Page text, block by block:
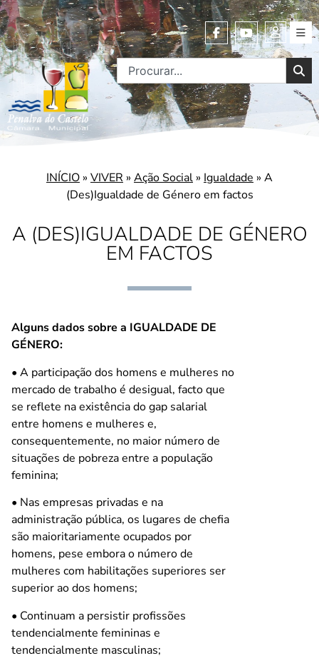
A (DES)IGUALDADE DE GÉNERO
EM FACTOS
INÍCIO » VIVER » Ação Social » Igualdade » A
(Des)Igualdade de Género em factos
Alguns dados sobre a IGUALDADE DE
GÉNERO:
• A participação dos homens e mulheres no
mercado de trabalho é desigual, facto que
se reflete na existência do gap salarial
entre homens e mulheres e,
consequentemente, no maior número de
situações de pobreza entre a população
feminina;
• Nas empresas privadas e na
administração pública, os lugares de chefia
são maioritariamente ocupados por
homens, pese embora o número de
mulheres com habilitações superiores ser
superior ao dos homens;
• Continuam a persistir profissões
tendencialmente femininas e
tendencialmente masculinas;